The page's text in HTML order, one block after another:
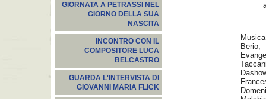
GIORNATA A PETRASSI NEL
GIORNO DELLA SUA
NASCITA
INCONTRO CON IL
COMPOSITORE LUCA
BELCASTRO
GUARDA L'INTERVISTA DI
GIOVANNI MARIA FLICK
Berio,